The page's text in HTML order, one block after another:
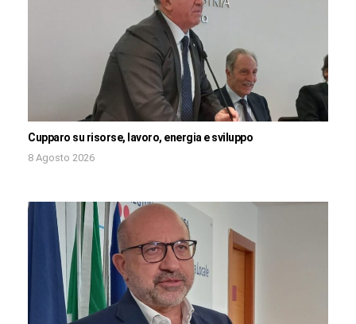
Cupparo su risorse, lavoro, energia e sviluppo
8 Agosto 2026